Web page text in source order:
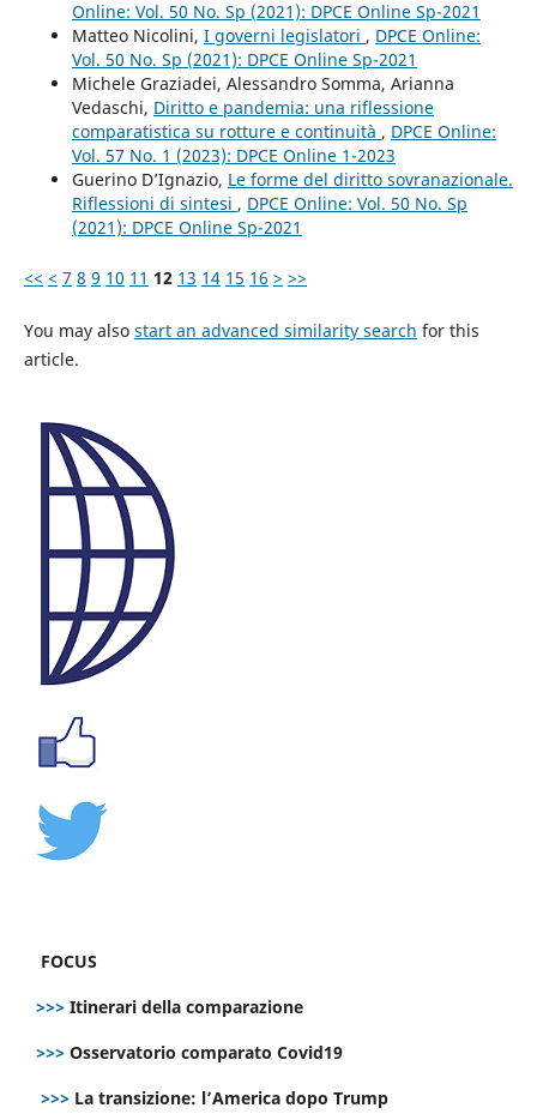
Online: Vol. 50 No. Sp (2021): DPCE Online Sp-2021
Matteo Nicolini, I governi legislatori , DPCE Online:
Vol. 50 No. Sp (2021): DPCE Online Sp-2021
Michele Graziadei, Alessandro Somma, Arianna
Vedaschi, Diritto e pandemia: una riflessione
comparatistica su rotture e continuità , DPCE Online:
Vol. 57 No. 1 (2023): DPCE Online 1-2023
Guerino D’Ignazio, Le forme del diritto sovranazionale.
Riflessioni di sintesi , DPCE Online: Vol. 50 No. Sp
(2021): DPCE Online Sp-2021
<< < 7 8 9 10 11 12 13 14 15 16 > >>
You may also start an advanced similarity search for this
article.
FOCUS
>>> Itinerari della comparazione
>>> Osservatorio comparato Covid19
>>> La transizione: l’America dopo Trump